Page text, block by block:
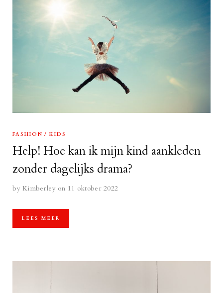
FASHION KIDS
Help! Hoe kan ik mijn kind aankleden
zonder dagelijks drama?
by Kimberley on 11 oktober 2022
LEES MEER